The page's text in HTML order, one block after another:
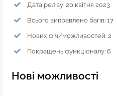
Дата релізу: 20 квітня 2023
Всього виправлено багів: 17
Нових фіч/можливостей: 2
Покращень функціоналу: 6
Нові можливості